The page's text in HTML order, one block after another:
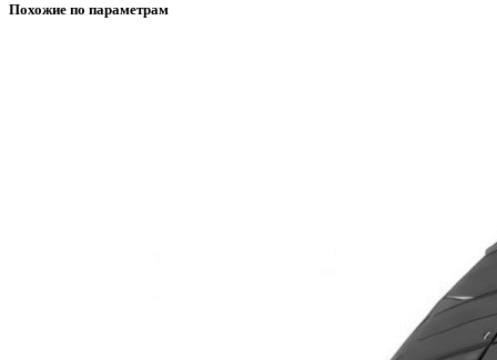
Похожие по параметрам